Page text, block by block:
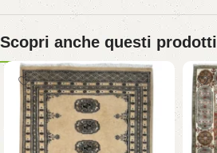
Scopri anche questi prodotti